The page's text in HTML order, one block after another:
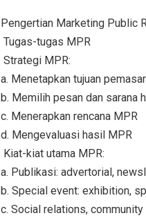
Pengertian Marketing Public
Tugas-tugas MPR
Strategi MPR:
a. Menetapkan tujuan
b. Memilih pesan dan sarana
c. Menerapkan rencana MPR
d. Mengevaluasi hasil MPR
Kiat-kiat utama MPR:
a. Publikasi: advertorial,
b. Special event: exhibition,
c. Social relations,